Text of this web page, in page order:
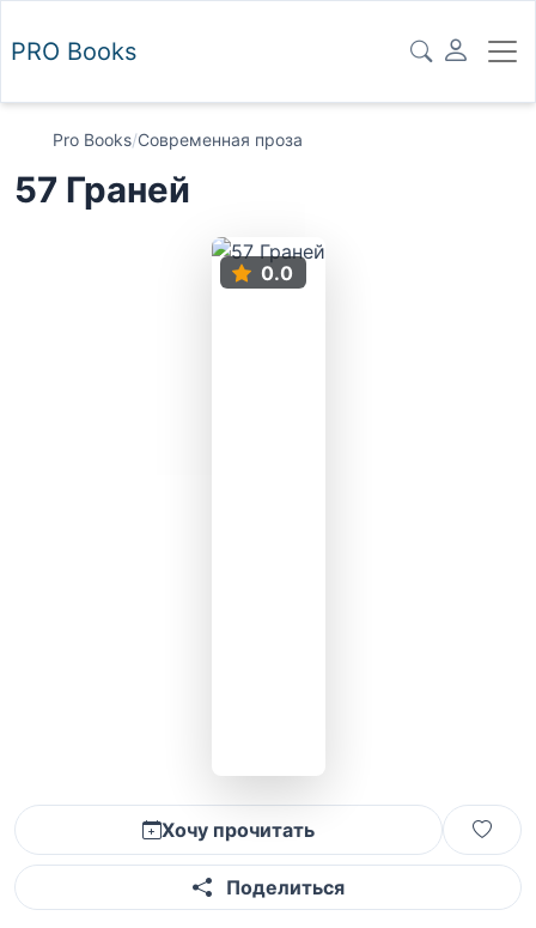
PRO Books
Pro Books/Современная проза
57 Граней
0.0
Хочу прочитать
Поделиться